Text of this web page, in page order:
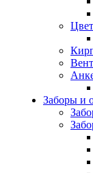
Заборы и